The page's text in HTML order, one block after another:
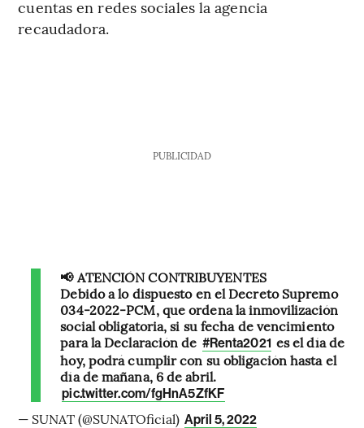
cuentas en redes sociales la agencia
recaudadora.
PUBLICIDAD
📢 ATENCIÓN CONTRIBUYENTES
Debido a lo dispuesto en el Decreto Supremo
034-2022-PCM, que ordena la inmovilización
social obligatoria, si su fecha de vencimiento
para la Declaración de #Renta2021 es el día de
hoy, podrá cumplir con su obligación hasta el
día de mañana, 6 de abril.
pic.twitter.com/fgHnA5ZfKF
— SUNAT (@SUNATOficial) April 5, 2022